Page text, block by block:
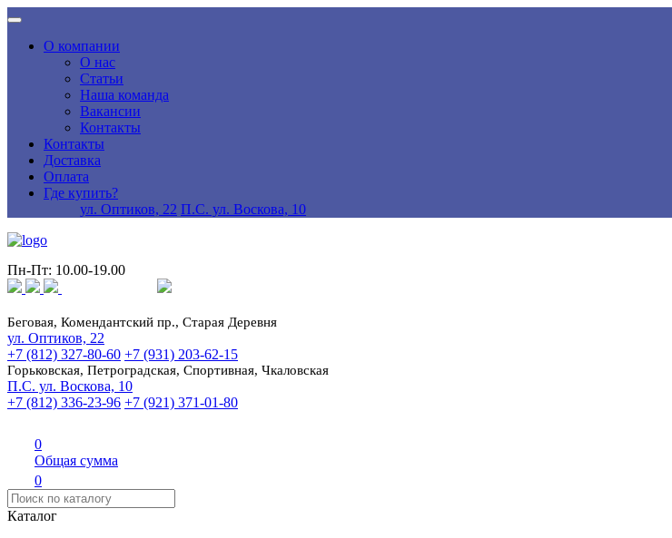
О компании
О нас
Статьи
Наша команда
Вакансии
Контакты
Контакты
Доставка
Оплата
Где купить?
ул. Оптиков, 22 П.С. ул. Воскова, 10
Пн-Пт: 10.00-19.00
Беговая, Комендантский пр., Старая Деревня
ул. Оптиков, 22
+7 (812) 327-80-60 +7 (931) 203-62-15
Горьковская, Петроградская, Спортивная, Чкаловская
П.С. ул. Воскова, 10
+7 (812) 336-23-96 +7 (921) 371-01-80
0
Общая сумма
0
Каталог